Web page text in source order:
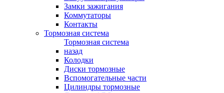
Замки зажигания
Коммутаторы
Контакты
Тормозная система
Тормозная система
назад
Колодки
Диски тормозные
Вспомогательные части
Цилиндры тормозные